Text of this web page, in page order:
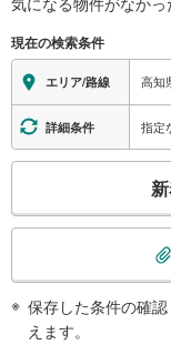
現在の検索条件
エリア/路線 高知
詳細条件 指定
検
保存した条件の確
えます。